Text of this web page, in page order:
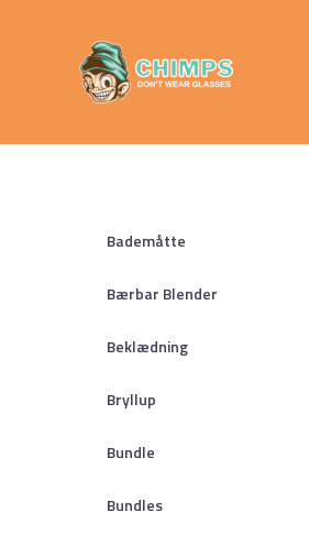
Bademåtte
Bærbar Blender
Beklædning
Bryllup
Bundle
Bundles